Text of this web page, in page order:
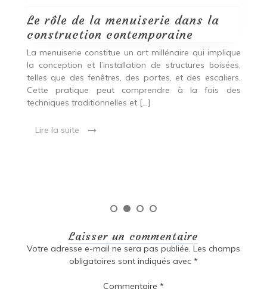
Le rôle de la menuiserie dans la
construction contemporaine
La menuiserie constitue un art millénaire qui implique
la conception et l’installation de structures boisées,
telles que des fenêtres, des portes, et des escaliers.
Cette pratique peut comprendre à la fois des
techniques traditionnelles et […]
Lire la suite
Laisser un commentaire
Votre adresse e-mail ne sera pas publiée. Les champs
obligatoires sont indiqués avec *
Commentaire *